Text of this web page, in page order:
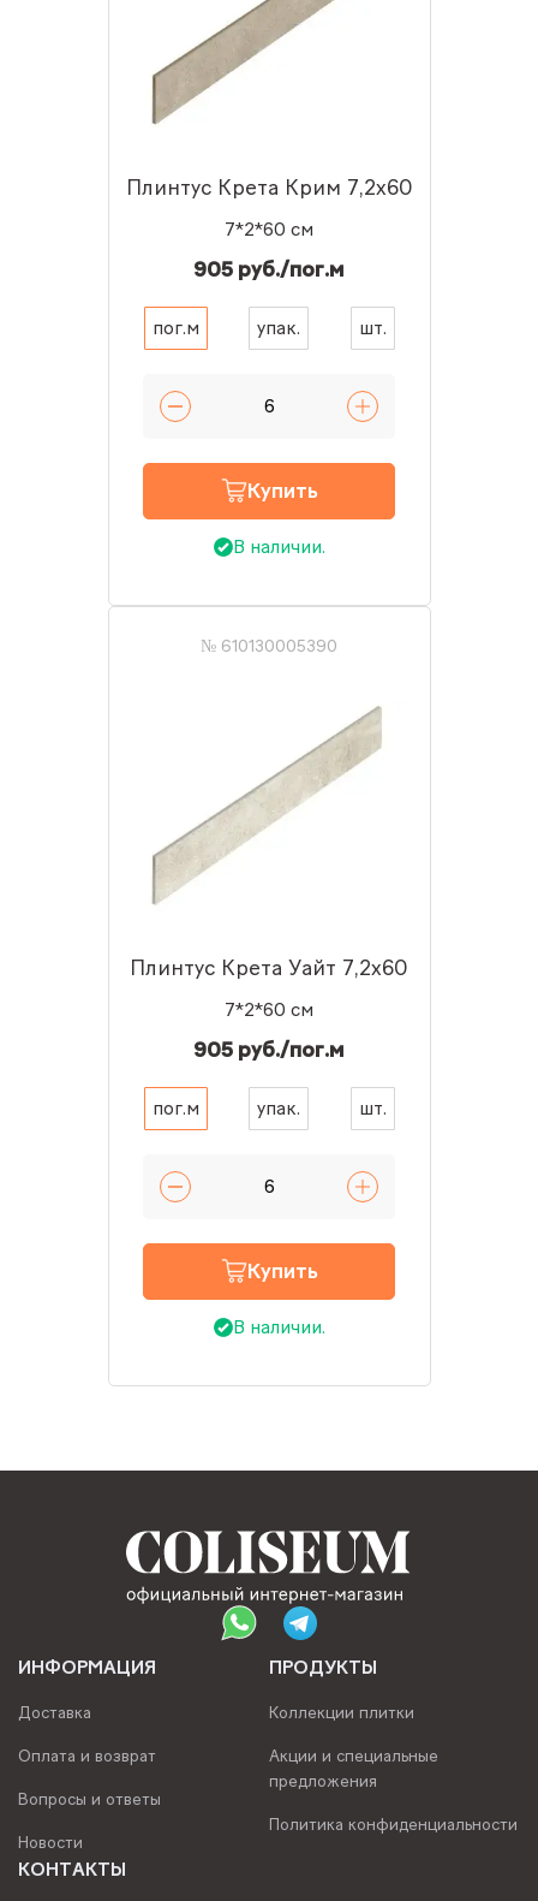
Плинтус Крета Крим 7,2x60
7*2*60 см
905 руб./пог.м
пог.м упак. шт.
Купить
В наличии.
№ 610130005390
Плинтус Крета Уайт 7,2x60
7*2*60 см
905 руб./пог.м
пог.м упак. шт.
Купить
В наличии.
ИНФОРМАЦИЯ
Доставка
Оплата и возврат
Вопросы и ответы
Новости
ПРОДУКТЫ
Коллекции плитки
Акции и специальные
предложения
Политика конфиденциальности
КОНТАКТЫ